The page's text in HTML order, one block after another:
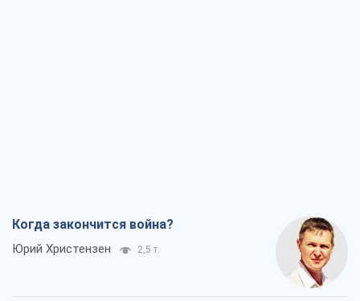
Когда закончится война?
Юрий Христензен 2,5 т.